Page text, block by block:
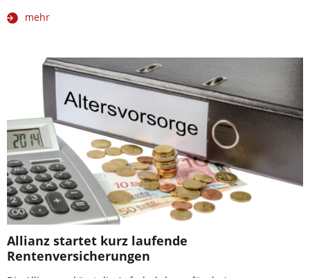
mehr
Allianz startet kurz laufende
Rentenversicherungen